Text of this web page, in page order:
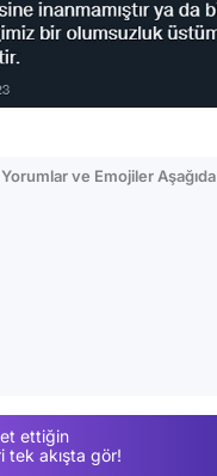
Yorumlar ve Emojiler Aşağıda
ettiğin
tek akışta gör!